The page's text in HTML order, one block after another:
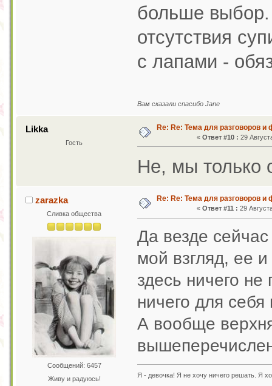
больше
отсутствия
с лапами -
Вам сказали спасибо Jane
Likka
Гость
Re: Re: Тема для разговоров и
« Ответ #10 : 29
Не, мы только
zarazka
Сливка общества
Сообщений: 6457
Живу и радуюсь!
Re: Re: Тема для разговоров и
«Ответ #11 : 29
Да везде
мой взгляд, ее
здесь ничего
ничего для
А вообще
Я - девочка! Я не хочу ничего решать. Я